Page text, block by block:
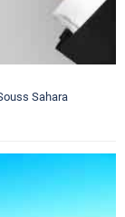
Sahara